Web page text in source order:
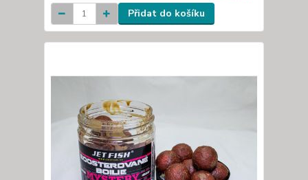
Přidat do košíku